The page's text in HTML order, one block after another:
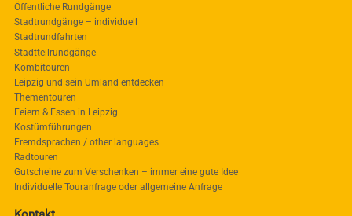
Öffentliche Rundgänge
Stadtrundgänge – individuell
Stadtrundfahrten
Stadtteilrundgänge
Kombitouren
Leipzig und sein Umland entdecken
Thementouren
Feiern & Essen in Leipzig
Kostümführungen
Fremdsprachen / other languages
Radtouren
Gutscheine zum Verschenken – immer eine gute Idee
Individuelle Touranfrage oder allgemeine Anfrage